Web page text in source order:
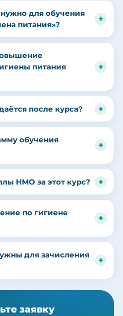
для обучения
питания»?
питания
после курса?
обучения
НМО за этот курс?
по гигиене
для зачисления
заявку